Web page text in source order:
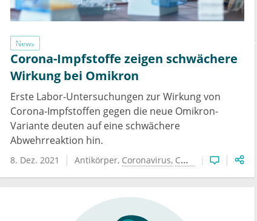
News
Corona-Impfstoffe zeigen schwächere
Wirkung bei Omikron
Erste Labor-Untersuchungen zur Wirkung von
Corona-Impfstoffen gegen die neue Omikron-
Variante deuten auf eine schwächere
Abwehrreaktion hin.
8. Dez. 2021 Antikörper Coronavirus COVID-19 Impfung